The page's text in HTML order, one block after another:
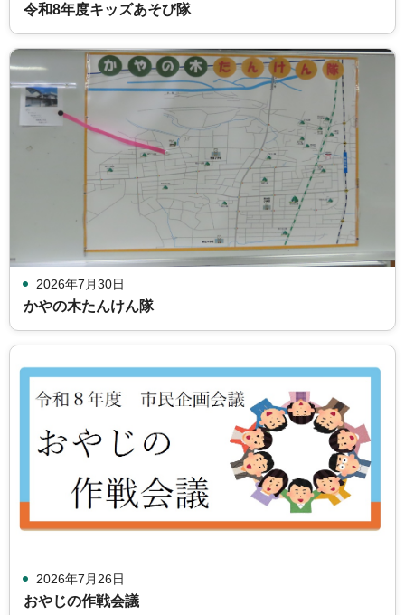
令和8年度キッズあそび隊
2026年7月30日
かやの木たんけん隊
2026年7月26日
おやじの作戦会議